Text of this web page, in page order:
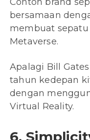
bersamaan
membuat
Metaverse.
Apalagi Bill
tahun kedepan
dengan
Virtual Reality.
6.